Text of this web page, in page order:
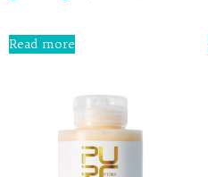
0
out
Read more